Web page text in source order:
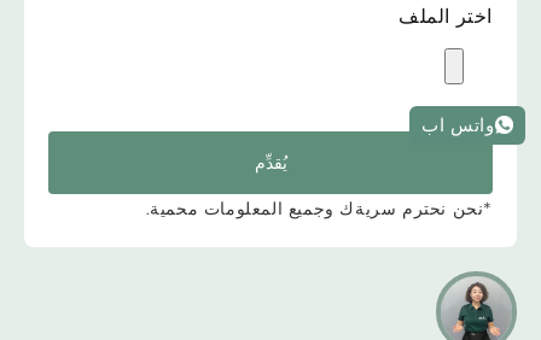
اختر الملف
يُقدِّم
*نحن نحترم سريةك وجميع المعلومات محمية.
واتس اب